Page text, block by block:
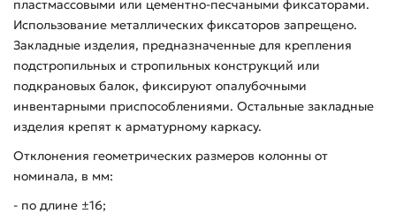
пластмассовыми или цементно-песчаными фиксаторами.
Использование металлических фиксаторов запрещено.
Закладные изделия, предназначенные для крепления
подстропильных и стропильных конструкций или
подкрановых балок, фиксируют опалубочными
инвентарными приспособлениями. Остальные закладные
изделия крепят к арматурному каркасу.
Отклонения геометрических размеров колонны от
номинала, в мм:
- по длине ±16;